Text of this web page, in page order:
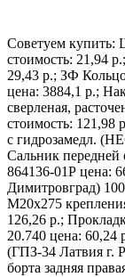
Советуем купить:
стоимость: 21,94
29,43 р.; ЗФ
цена: 3884,1 р.;
сверленая,
стоимость: 121,98
с гидрозамедл.
Сальник
864136-01Р цена:
Димитровград)
М20х275
126,26 р.;
20.740 цена: 60,24
(ГПЗ-34 Латвия г.
борта задняя